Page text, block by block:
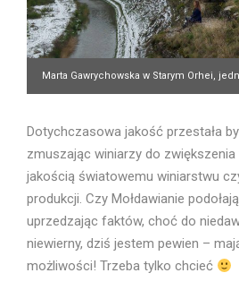
Marta Gawrychowska w Starym Orhei,
dotraliśmy :P) Fot.
Dotychczasowa jakość przestała
zmuszając winiarzy do zwiększenia
jakością światowemu winiarstwu
produkcji. Czy Mołdawianie
uprzedzając faktów, choć do
niewierny, dziś jestem pewien –
możliwości! Trzeba tylko chcieć